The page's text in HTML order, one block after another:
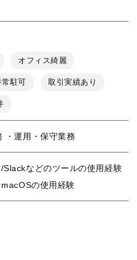
オフィス綺麗
常駐可 取引実績あり
・運用・保守業務
などのツールの使用経験
の使用経験